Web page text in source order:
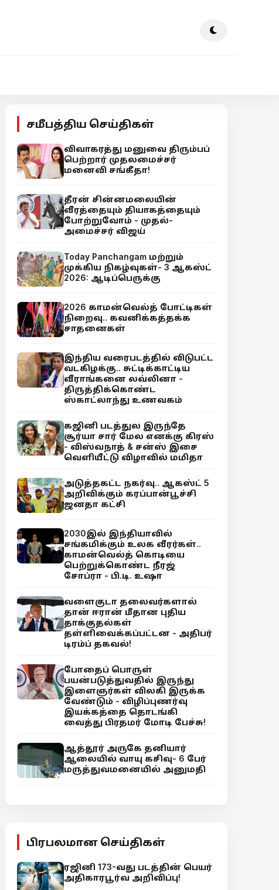
சமீபத்திய செய்திகள்
விவாகரத்து மனுவை திரும்பப்
பெற்றார் முதலமைச்சர்
மனைவி சங்கீதா!
தீரன் சின்னமலையின்
வீரத்தையும் தியாகத்தையும்
போற்றுவோம் - முதல்-
அமைச்சர் விஜய்
Today Panchangam மற்றும்
முக்கிய நிகழ்வுகள்- 3 ஆகஸ்ட்
2026: ஆடிப்பெருக்கு
2026 காமன்வெல்த் போட்டிகள்
நிறைவு.. கவனிக்கத்தக்க
சாதனைகள்
இந்திய வரைபடத்தில் விடுபட்ட
வடகிழக்கு.. சுட்டிக்காட்டிய
வீராங்கனை லவ்லினா -
திருத்திக்கொண்ட
ஸ்காட்லாந்து உணவகம்
கஜினி படத்துல இருந்தே
சூர்யா சார் மேல எனக்கு கிரஸ்
- விஸ்வநாத் & சன்ஸ் இசை
வெளியீட்டு விழாவில் மமிதா
அடுத்தகட்ட நகர்வு.. ஆகஸ்ட் 5
அறிவிக்கும் கரப்பான்பூச்சி
ஜனதா கட்சி
2030இல் இந்தியாவில்
சங்கமிக்கும் உலக வீரர்கள்..
காமன்வெல்த் கொடியை
பெற்றுக்கொண்ட நீரஜ்
சோப்ரா - பி.டி. உஷா
வளைகுடா தலைவர்களால்
தான் ஈரான் மீதான புதிய
தாக்குதல்கள்
தள்ளிவைக்கப்பட்டன - அதிபர்
டிரம்ப் தகவல்!
போதைப் பொருள்
பயன்படுத்துவதில் இருந்து
இளைஞர்கள் விலகி இருக்க
வேண்டும் - விழிப்புணர்வு
இயக்கத்தை தொடங்கி
வைத்து பிரதமர் மோடி பேச்சு!
ஆத்தூர் அருகே தனியார்
ஆலையில் வாயு கசிவு- 6 பேர்
மருத்துவமனையில் அனுமதி
பிரபலமான செய்திகள்
ரஜினி 173-வது படத்தின் பெயர்
அதிகாரபூர்வ அறிவிப்பு!